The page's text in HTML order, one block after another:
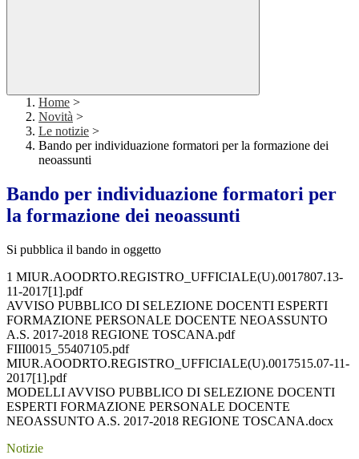
Home >
Novità >
Le notizie >
Bando per individuazione formatori per la formazione dei
neoassunti
Bando per individuazione formatori per
la formazione dei neoassunti
Si pubblica il bando in oggetto
1 MIUR.AOODRTO.REGISTRO_UFFICIALE(U).0017807.13-
11-2017[1].pdf
AVVISO PUBBLICO DI SELEZIONE DOCENTI ESPERTI
FORMAZIONE PERSONALE DOCENTE NEOASSUNTO
A.S. 2017-2018 REGIONE TOSCANA.pdf
FIII0015_55407105.pdf
MIUR.AOODRTO.REGISTRO_UFFICIALE(U).0017515.07-11-
2017[1].pdf
MODELLI AVVISO PUBBLICO DI SELEZIONE DOCENTI
ESPERTI FORMAZIONE PERSONALE DOCENTE
NEOASSUNTO A.S. 2017-2018 REGIONE TOSCANA.docx
Notizie